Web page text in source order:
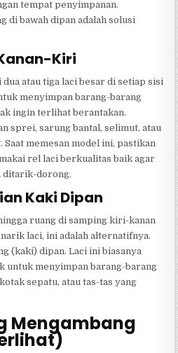
tempat penyimpanan.
di bawah dipan adalah solusi
Kiri
atau tiga laci besar di setiap sisi
menyimpan barang-barang
ingin terlihat berantakan.
sprei, sarung bantal, selimut, atau
Saat memesan model ini, pastikan
rel laci berkualitas baik agar
ditarik-dorong.
Kaki Dipan
ruang di samping kiri-kanan
laci, ini adalah alternatifnya.
(kaki) dipan. Laci ini biasanya
untuk menyimpan barang-barang
sepatu, atau tas-tas yang
Mengambang